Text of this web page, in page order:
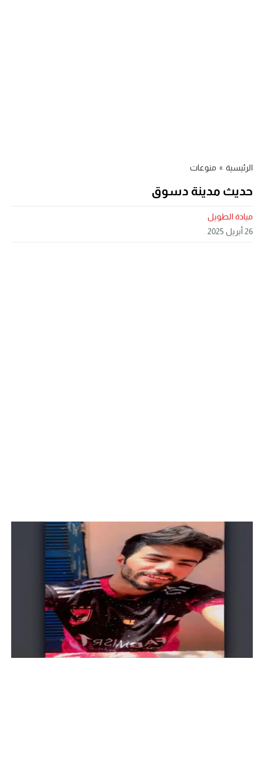
الرئيسية » منوعات
حديث مدينة دسوق
ميادة الطويل
26 أبريل 2025